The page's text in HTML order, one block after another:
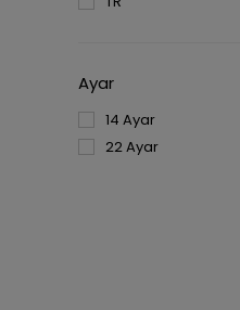
Ayar
14 Ayar
22 Ayar